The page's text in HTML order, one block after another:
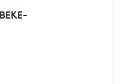
Je zorgt voor